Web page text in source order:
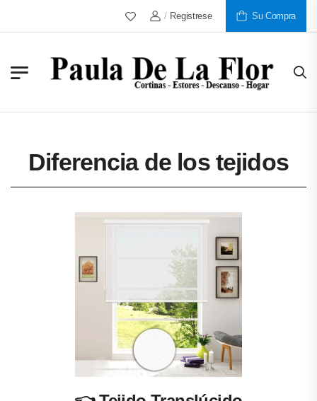
Más De 30 Años Al Servicio De Nuestros
/ Registrese Su Compra
Diferencia de los tejidos